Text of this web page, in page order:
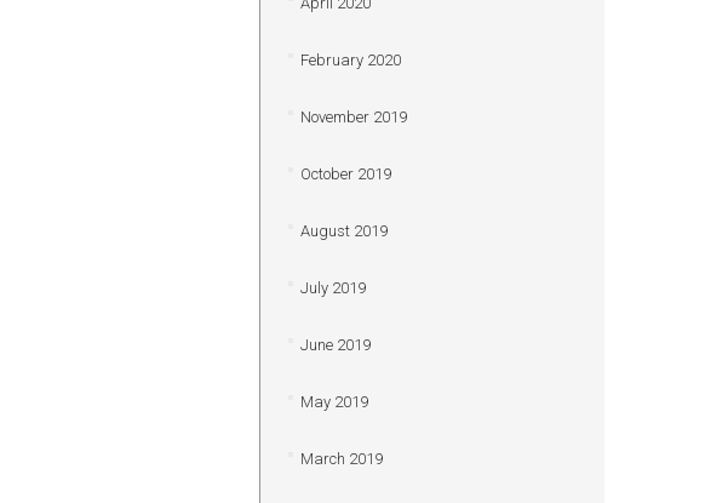
February 2020
November 2019
October 2019
August 2019
July 2019
June 2019
May 2019
March 2019